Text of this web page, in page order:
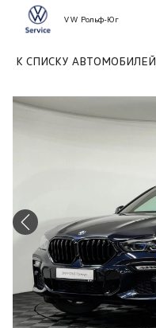
VW Рольф-Юг
К СПИСКУ АВТОМОБИЛЕЙ